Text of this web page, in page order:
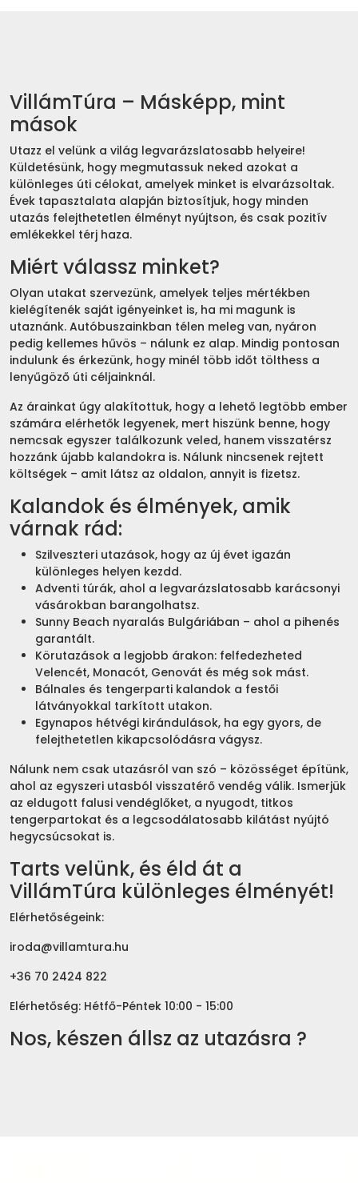
VillámTúra – Másképp, mint
mások
Utazz el velünk a világ legvarázslatosabb helyeire!
Küldetésünk, hogy megmutassuk neked azokat a
különleges úti célokat, amelyek minket is elvarázsoltak.
Évek tapasztalata alapján biztosítjuk, hogy minden
utazás felejthetetlen élményt nyújtson, és csak pozitív
emlékekkel térj haza.
Miért válassz minket?
Olyan utakat szervezünk, amelyek teljes mértékben
kielégítenék saját igényeinket is, ha mi magunk is
utaznánk. Autóbuszainkban télen meleg van, nyáron
pedig kellemes hűvös – nálunk ez alap. Mindig pontosan
indulunk és érkezünk, hogy minél több időt tölthess a
lenyűgöző úti céljainknál.
Az árainkat úgy alakítottuk, hogy a lehető legtöbb ember
számára elérhetők legyenek, mert hiszünk benne, hogy
nemcsak egyszer találkozunk veled, hanem visszatérsz
hozzánk újabb kalandokra is. Nálunk nincsenek rejtett
költségek – amit látsz az oldalon, annyit is fizetsz.
Kalandok és élmények, amik
várnak rád:
Szilveszteri utazások, hogy az új évet igazán
különleges helyen kezdd.
Adventi túrák, ahol a legvarázslatosabb karácsonyi
vásárokban barangolhatsz.
Sunny Beach nyaralás Bulgáriában – ahol a pihenés
garantált.
Körutazások a legjobb árakon: felfedezheted
Velencét, Monacót, Genovát és még sok mást.
Bálnales és tengerparti kalandok a festői
látványokkal tarkított utakon.
Egynapos hétvégi kirándulások, ha egy gyors, de
felejthetetlen kikapcsolódásra vágysz.
Nálunk nem csak utazásról van szó – közösséget építünk,
ahol az egyszeri utasból visszatérő vendég válik. Ismerjük
az eldugott falusi vendéglőket, a nyugodt, titkos
tengerpartokat és a legcsodálatosabb kilátást nyújtó
hegycsúcsokat is.
Tarts velünk, és éld át a
VillámTúra különleges élményét!
Elérhetőségeink:
iroda@villamtura.hu
+36 70 2424 822
Elérhetőség: Hétfő-Péntek 10:00 - 15:00
Nos, készen állsz az utazásra ?